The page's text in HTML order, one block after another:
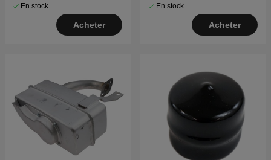
En stock
Acheter
En stock
Acheter